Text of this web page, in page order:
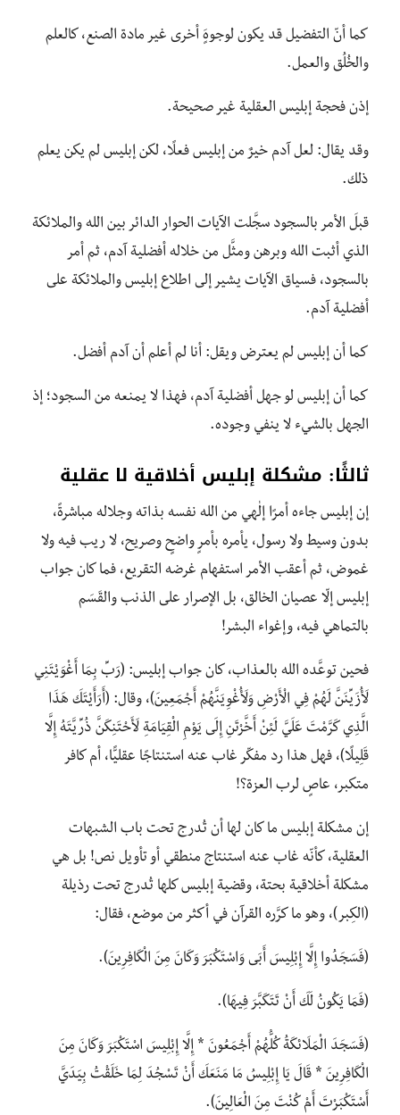
كما أنّ التفضيل قد يكون لوجوهٍَ أخرى غير مادة الصنع، كالعلم
والخُلُق والعمل.
إذن فحجة إبليس العقلية غير صحيحة.
وقد يقال: لعل آدم خيرٌ من إبليس فعلًا، لكن إبليس لم يكن يعلم
ذلك.
قبلَ الأمر بالسجود سجَّلت الآيات الحوار الدائر بين الله والملائكة
الذي أثبت الله وبرهن ومثَّل من خلاله أفضلية آدم، ثم أمر
بالسجود، فسياق الآيات يشير إلى اطلاع إبليس والملائكة على
أفضلية آدم.
كما أن إبليس لم يعترض ويقل: أنا لم أعلم أن آدم أفضل.
كما أن إبليس لو جهل أفضلية آدم، فهذا لا يمنعه من السجود؛ إذ
الجهل بالشيء لا ينفي وجوده.
ثالثًا: مشكلة إبليس أخلاقية لا عقلية
إن إبليس جاءه أمرًا إلٰهي من الله نفسه بذاته وجلاله مباشرةً،
بدون وسيط ولا رسول، يأمره بأمرٍ واضحٍ وصريح، لا ريب فيه ولا
غموض، ثم أعقب الأمر استفهام غرضه التقريع، فما كان جواب
إبليس إلّا عصيان الخالق، بل الإصرار على الذنب والقَسَم
بالتماهي فيه، وإغواء البشر!
فحين توعَّده الله بالعذاب، كان جواب إبليس: (رَبِّ بِمَا أَغْوَيْتَنِي
لَأُزَيِّنَنَّ لَهُمْ فِي الْأَرْضِ وَلَأُغْوِيَنَّهُمْ أَجْمَعِينَ)، وقال: (أَرَأَيْتَكَ هَذَا
الَّذِي كَرَّمْتَ عَلَيَّ لَئِنْ أَخَّرْتَنِ إِلَى يَوْمِ الْقِيَامَةِ لَأَحْتَنِكَنَّ ذُرِّيَّتَهُ إِلَّا
قَلِيلًا)، فهل هذا رد مفكّر غاب عنه استنتاجًا عقليًّا، أم كافر
متكبر، عاصٍ لرب العزة؟!
إن مشكلة إبليس ما كان لها أن تُدرج تحت باب الشبهات
العقلية، كأنّه غاب عنه استنتاج منطقي أو تأويل نص! بل هي
مشكلة أخلاقية بحتة، وقضية إبليس كلها تُدرج تحت رذيلة
(الكِبر)، وهو ما كرَّره القرآن في أكثر من موضع، فقال:
(فَسَجَدُوا إِلَّا إِبْلِيسَ أَبَى وَاسْتَكْبَرَ وَكَانَ مِنَ الْكَافِرِينَ).
(فَمَا يَكُونُ لَكَ أَنْ تَتَكَبَّرَ فِيهَا).
(فَسَجَدَ الْمَلَائِكَةُ كُلُّهُمْ أَجْمَعُونَ * إِلَّا إِبْلِيسَ اسْتَكْبَرَ وَكَانَ مِنَ
الْكَافِرِينَ * قَالَ يَا إِبْلِيسُ مَا مَنَعَكَ أَنْ تَسْجُدَ لِمَا خَلَقْتُ بِيَدَيَّ
أَسْتَكْبَرْتَ أَمْ كُنْتَ مِنَ الْعَالِينَ).